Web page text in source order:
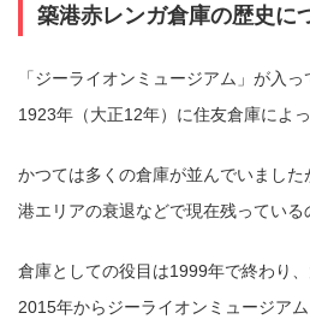
築港赤レンガ倉庫の歴史に
「ジーライオンミュージアム」が入
1923年（大正12年）に住友倉庫によ
かつては多くの倉庫が並んでいまし
港エリアの衰退などで現在残っている
倉庫としての役目は1999年で終わり、
2015年からジーライオンミュージア